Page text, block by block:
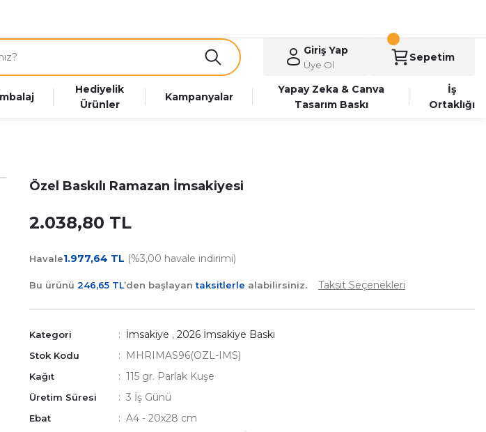
Giriş Yap
Üye Ol
Sepetim
Hediyelik
Ürünler
Kampanyalar
Yapay Zeka & Canva
Tasarım Baskı
İş
Ortaklığı
Özel Baskılı Ramazan İmsakiyesi
2.038,80 TL
Havale1.977,64 TL (%3,00 havale indirimi)
Bu ürünü 246,65 TL’den başlayantaksitlerle alabilirsiniz. Taksit Seçenekleri
Kategori İmsakiye , 2026 İmsakiye Baskı
Stok Kodu MHRIMAS96(OZL-IMS)
Kağıt 115 gr. Parlak Kuşe
Üretim Süresi 3 İş Günü
Ebat A4 - 20x28 cm